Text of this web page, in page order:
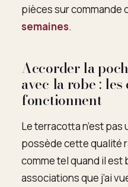
pièces sur commande
semaines.
Accorder la
avec la robe :
fonctionnent
Le terracotta n’est
possède cette qualité
comme tel quand il est
associations que j’ai